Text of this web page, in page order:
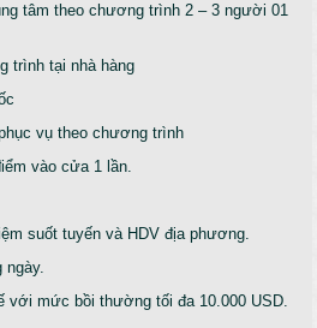
tâm theo chương trình 2 – 3 người 01
trình tại nhà hàng
vụ theo chương trình
vào cửa 1 lần.
suốt tuyến và HDV địa phương.
ngày.
với mức bồi thường tối đa 10.000 USD.